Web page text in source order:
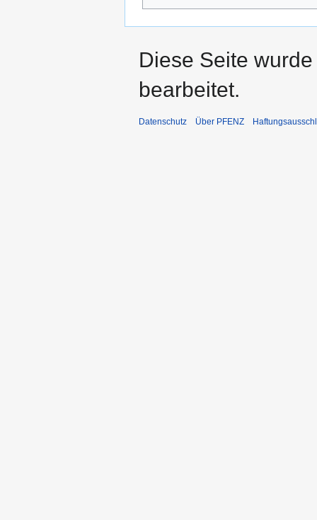
Diese Seite
bearbeitet.
Datenschutz Über PFENZ